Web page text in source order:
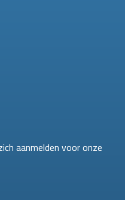
aanmelden voor onze